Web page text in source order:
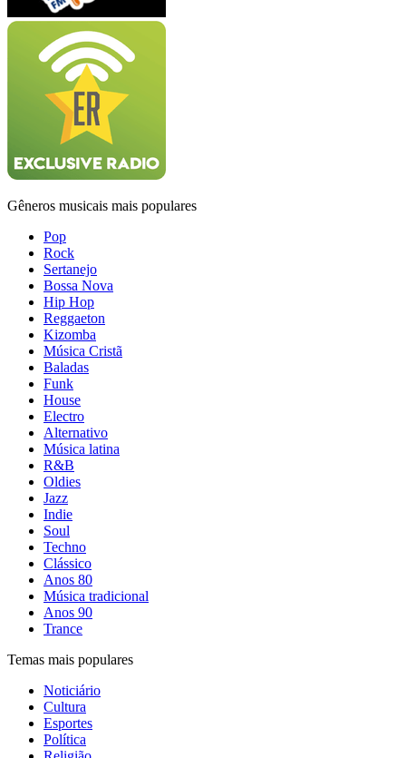
Gêneros musicais mais populares
Pop
Rock
Sertanejo
Bossa Nova
Hip Hop
Reggaeton
Kizomba
Música Cristã
Baladas
Funk
House
Electro
Alternativo
Música latina
R&B
Oldies
Jazz
Indie
Soul
Techno
Clássico
Anos 80
Música tradicional
Anos 90
Trance
Temas mais populares
Noticiário
Cultura
Esportes
Política